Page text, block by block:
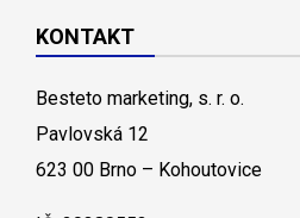
KONTAKT
Besteto marketing, s. r. o.
Pavlovská 12
623 00 Brno – Kohoutovice